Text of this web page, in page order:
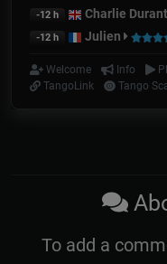
-12 h Charlie Durant
-12 h Julien
Welcome Info
TangoLink
Tango
To add a